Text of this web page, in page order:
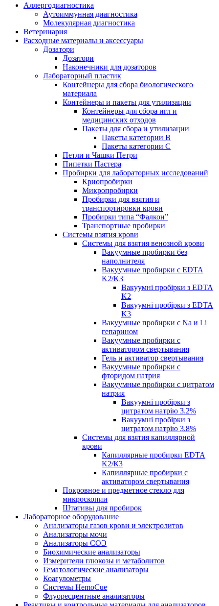
Аллергодиагностика
Аутоиммунная диагностика
Молекулярная диагностика
Ветеринария
Расходные материалы и аксессуары
Дозатори
Дозатори
Наконечники для дозаторов
Лабораторный пластик
Контейнеры для сбора биологического
материала
Контейнеры и пакеты для утилизации
Контейнеры для сбора игл и
медицинских отходов
Пакеты для сбора и утилизации
Пакеты категории B
Пакеты категории C
Петли и Чашки Петри
Пипетки Пастера
Пробирки для лабораторных исследований
Криопробирки
Микропробирки
Пробирки для взятия и
транспортировки крови
Пробирки типа “Фалкон”
Транспортные пробирки
Системы взятия крови
Системы для взятия венозной крови
Вакуумные пробирки без
наполнителя
Вакуумные пробирки с EDTA
K2/K3
Вакуумні пробірки з EDTA
K2
Вакуумні пробірки з EDTA
K3
Вакуумные пробирки с Na и Li
гепарином
Вакуумные пробирки с
активатором свертывания
Гель и активатор свертывания
Вакуумные пробирки с
фторидом натрия
Вакуумные пробирки с цитратом
натрия
Вакуумні пробірки з
цитратом натрію 3.2%
Вакуумні пробірки з
цитратом натрію 3.8%
Системы для взятия капиллярной
крови
Капиллярные пробирки EDTA
K2/К3
Капиллярные пробирки с
активатором свертывания
Покровное и предметное стекло для
микроскопии
Штативы для пробирок
Лабораторное оборудование
Анализаторы газов крови и электролитов
Анализаторы мочи
Анализаторы СОЭ
Биохимические анализаторы
Измерители глюкозы и метаболитов
Гематологические анализаторы
Коагулометры
Системы HemoCue
Флуоресцентные анализаторы